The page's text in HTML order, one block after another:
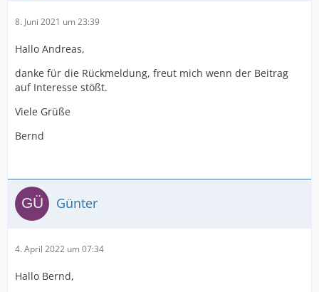
8. Juni 2021 um 23:39
Hallo Andreas,
danke für die Rückmeldung, freut mich wenn der Beitrag
auf Interesse stößt.
Viele Grüße
Bernd
Günter
4. April 2022 um 07:34
Hallo Bernd,